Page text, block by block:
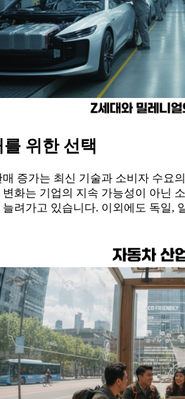
위한 선택
증가는 최신 기술과 소비자 수
화는 기업의 지속 가능성이 아닌
려가고 있습니다. 이외에도 독일